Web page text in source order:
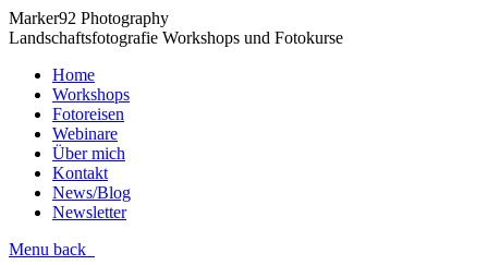
Marker92 Photography
Landschaftsfotografie Workshops und Fotokurse
Home
Workshops
Fotoreisen
Webinare
Über mich
Kontakt
News/Blog
Newsletter
Menu back